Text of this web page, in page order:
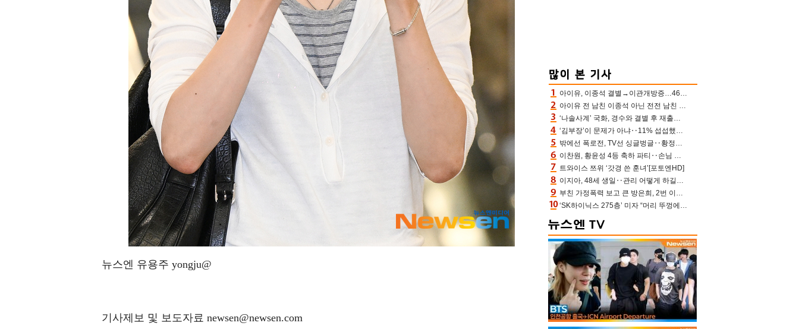
뉴스엔 유용주 yongju@
기사제보 및 보도자료 newsen@newsen.com
아이유, 이종석 결별→이관개방증…46장 꽉 채운 유애나 ♥ “열심히 사는 중”
아이유 전 남친 이종석 아닌 전전 남친 장기하 소환 ‘별일 없이 산다’ 선곡…46장에 꾹 눌러 담은 근황
‘나솔사계’ 국화, 경수와 결별 후 재출연…첫인상 3표 몰표
‘김부장’이 문제가 아냐‥11% 섭섭했던 ‘재벌X형사2’ 돈·빽 총동원해 컴백 [TV보고서]
밖에선 폭로전, TV선 싱글벙글‥황정민 ‘틈만 나면’ 출연, 피로감은 시청자 몫
이찬원, 황윤성 4등 축하 파티‥손님 모으려 블랙핑크 지수와 친한 척(편스토랑)[어제TV]
트와이스 쯔위 ‘갓경 쓴 훈녀’[포토엔HD]
이지아, 48세 생일‥관리 어떻게 하길래 놀라운 동안 미모
부친 가정폭력 보고 큰 방은희, 2번 이혼 후 잠수→母 고독사에 자책(특종세상)[어제TV]
‘SK하이닉스 275층’ 미자 “머리 뚜껑에서 사, 주식만 안 해도 돈 버는 것”